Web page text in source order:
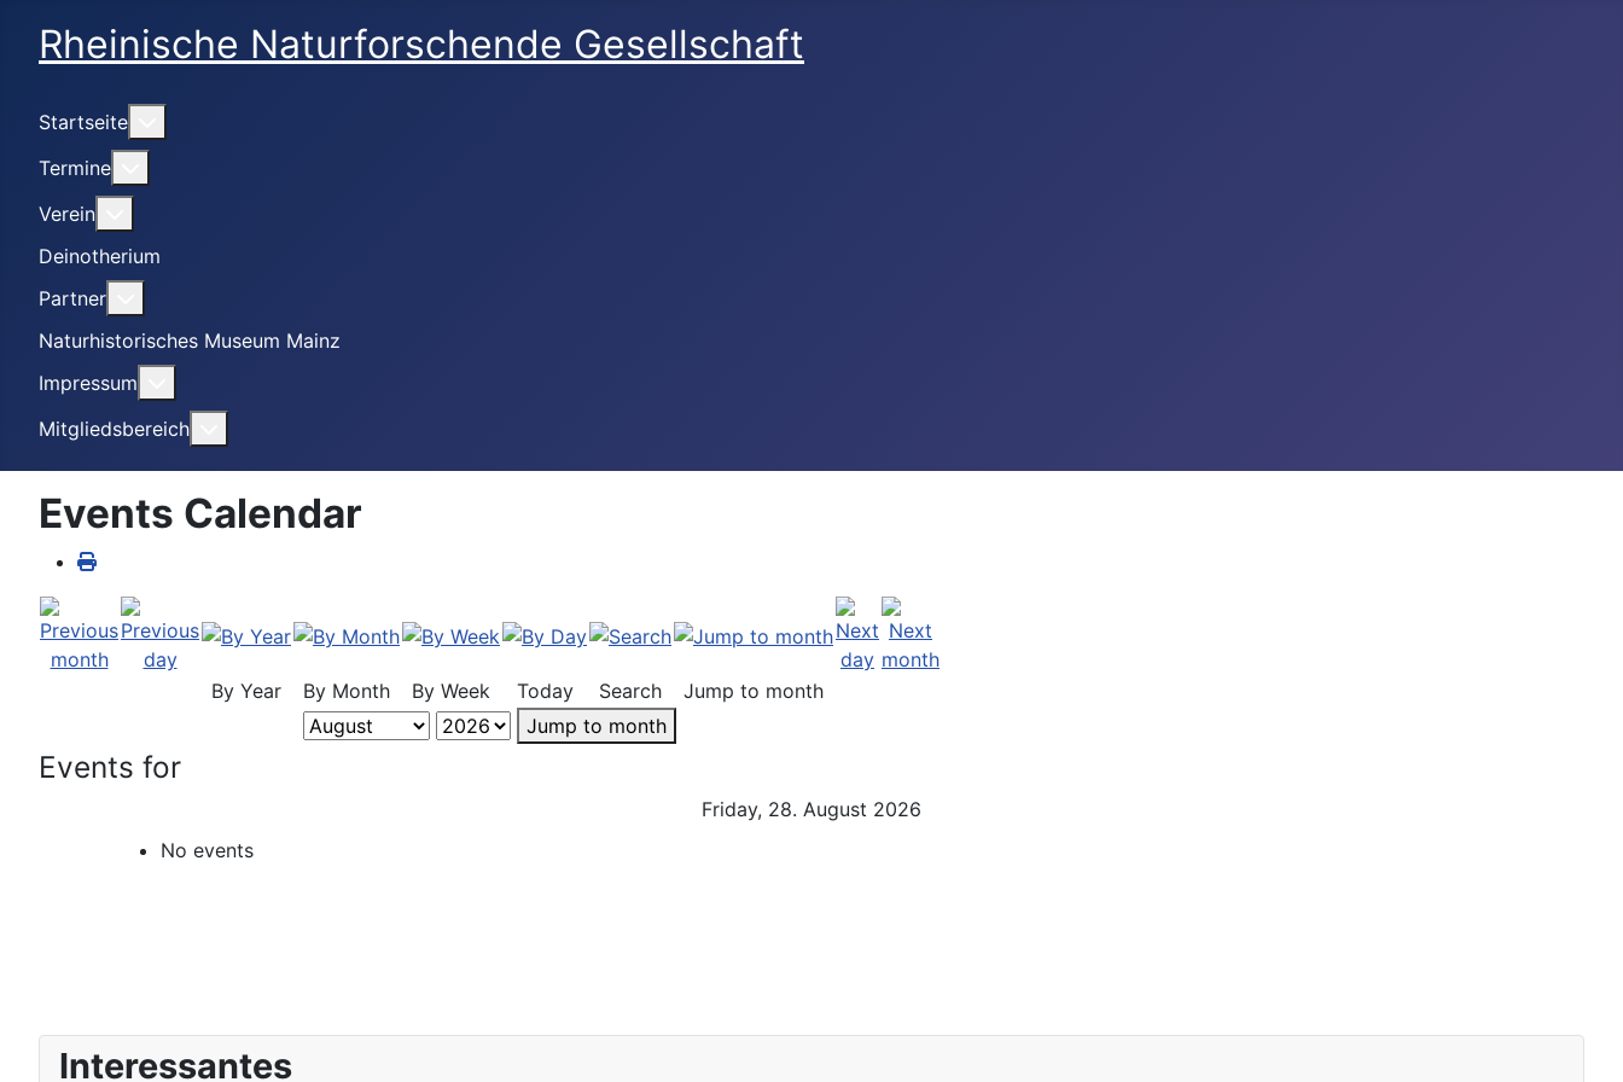
Rheinische Naturforschende Gesellschaft
Startseite
Termine
Verein
Deinotherium
Partner
Naturhistorisches Museum Mainz
Impressum
Mitgliedsbereich
Events Calendar
By Year By Month By Week Today Search
Jump to month
Jump to month
Events for
Friday, 28. August 2026
No events
Interessantes